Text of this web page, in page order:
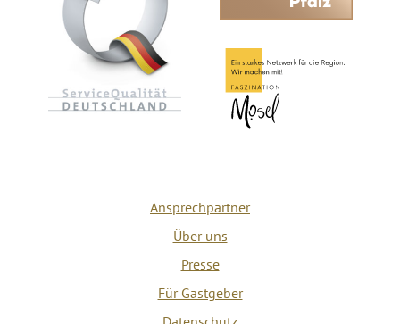
Ansprechpartner
Über uns
Presse
Für Gastgeber